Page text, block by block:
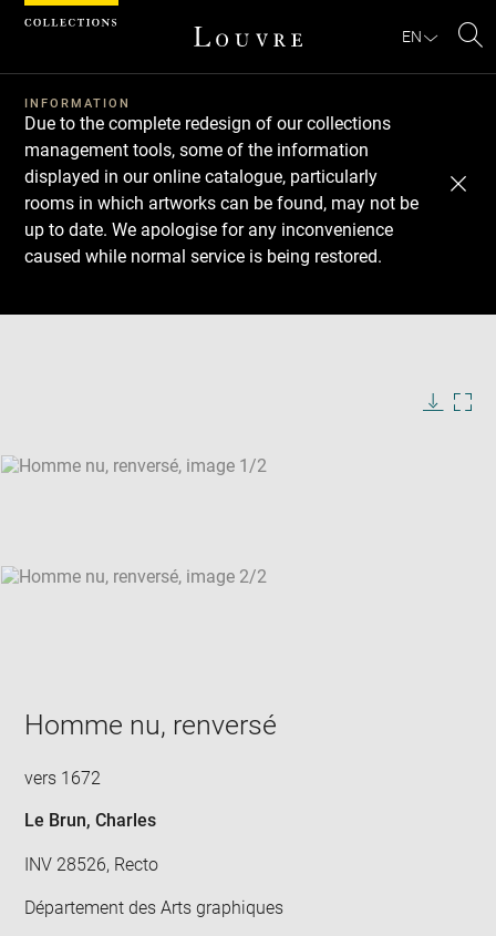
EN
INFORMATION
Due to the complete redesign of our collections
management tools, some of the information
displayed in our online catalogue, particularly
rooms in which artworks can be found, may not be
up to date. We apologise for any inconvenience
caused while normal service is being restored.
SKIP IMAGE CAROUSEL
Download
Next
Previous
Homme nu, renversé
vers 1672
Le Brun, Charles
INV 28526, Recto
Département des Arts graphiques
Cookies management panel